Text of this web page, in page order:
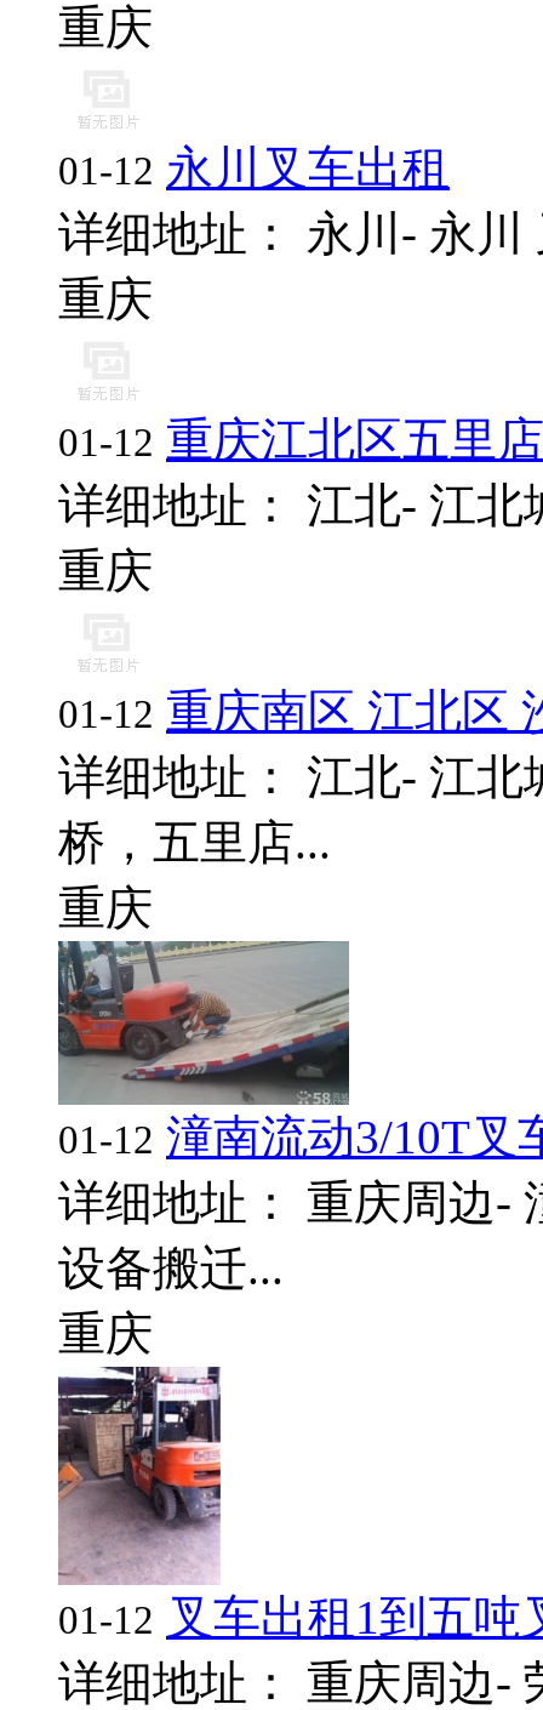
重庆
01-12 永川叉车出租
详细地址： 永川- 永
重庆
01-12 重庆江北区五里
详细地址： 江北- 江北
重庆
01-12 重庆南区 江北区
详细地址： 江北- 江
桥，五里店...
重庆
01-12 潼南流动3/10T叉
详细地址： 重庆周边-
设备搬迁...
重庆
01-12 叉车出租1到五吨
详细地址： 重庆周边-